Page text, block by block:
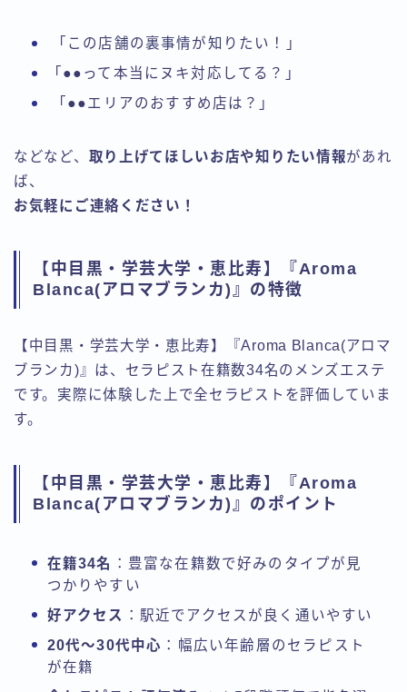
「この店舗の裏事情が知りたい！」
「●●って本当にヌキ対応してる？」
「●●エリアのおすすめ店は？」
などなど、 取り上げてほしいお店や知りたい情報があれ
ば、
お気軽にご連絡ください！
【中目黒・学芸大学・恵比寿】『Aroma
Blanca(アロマブランカ)』の特徴
【中目黒・学芸大学・恵比寿】『Aroma Blanca(アロマ
ブランカ)』は、セラピスト在籍数34名のメンズエステ
です。実際に体験した上で全セラピストを評価していま
す。
【中目黒・学芸大学・恵比寿】『Aroma
Blanca(アロマブランカ)』のポイント
在籍34名 ：豊富な在籍数で好みのタイプが見
つかりやすい
好アクセス ：駅近でアクセスが良く通いやすい
20代〜30代中心 ：幅広い年齢層のセラピスト
が在籍